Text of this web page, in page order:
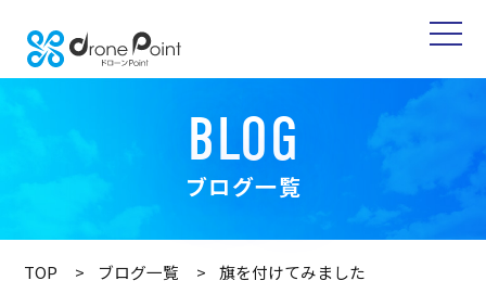
BLOG
ブログ一覧
TOP ブログ一覧 旗を付けてみました